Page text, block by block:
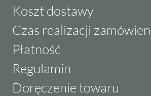
Koszt dostawy
Czas realizacji
Płatność
Regulamin
Doręczenie towaru